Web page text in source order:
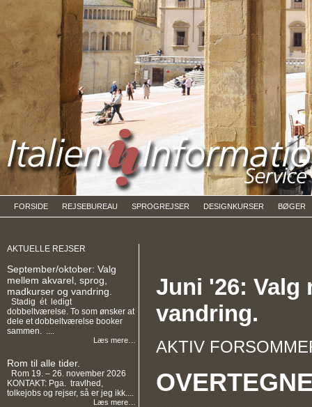
FORSIDE REJSEBUREAU SPROGREJSER DESIGNKURSER BØGER
AKTUELLE REJSER
September/oktober: Valg
mellem akvarel, sprog,
madkurser og vandring.
Stadig ét ledigt
dobbeltværelse. To som ønsker at
dele et dobbeltværelse booker
sammen. ....
Læs mere…
Rom til alle tider.
Rom 19. – 26. november 2026
KONTAKT: Pga. travlhed,
tolkejobs og rejser, så er jeg ikk....
Læs mere…
Juni '26: Valg
vandring.
AKTIV